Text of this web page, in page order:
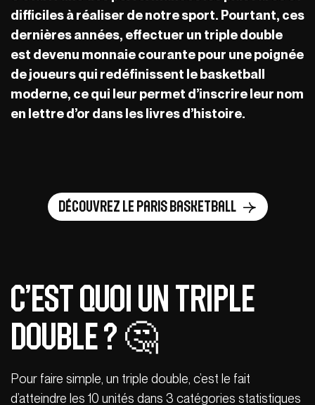
difficiles à réaliser de notre sport. Pourtant, ces
dernières années, effectuer un triple double
est devenu monnaie courante pour une poignée
de joueurs qui redéfinissent le basketball
moderne, ce qui leur permet d’inscrire leur nom
en lettre d’or dans les livres d’histoire.
Découvrez le Paris Basketball
C’est quoi un triple
double ? 🤔
Pour faire simple, un triple double, c’est le fait
d’atteindre les 10 unités dans 3 catégories statistiques